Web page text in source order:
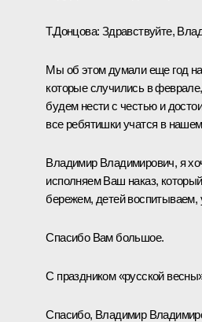
Т.Донцова: Здравствуйте,
Мы об этом думали еще год
которые случились в
будем нести с честью и
все ребятишки учатся в
Владимир Владимирович, я
исполняем Ваш наказ,
бережем, детей воспитываем,
Спасибо Вам большое.
С праздником «русской
Спасибо, Владимир